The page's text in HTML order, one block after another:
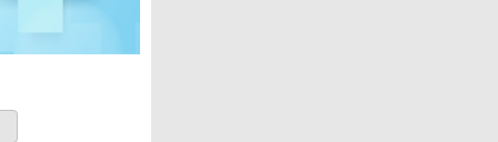
de